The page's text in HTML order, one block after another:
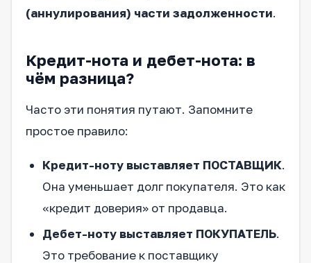
(аннулирования) части задолженности.
Кредит-нота и дебет-нота: в
чём разница?
Часто эти понятия путают. Запомните
простое правило:
Кредит-ноту выставляет ПОСТАВЩИК.
Она уменьшает долг покупателя. Это как
«кредит доверия» от продавца.
Дебет-ноту выставляет ПОКУПАТЕЛЬ.
Это требование к поставщику